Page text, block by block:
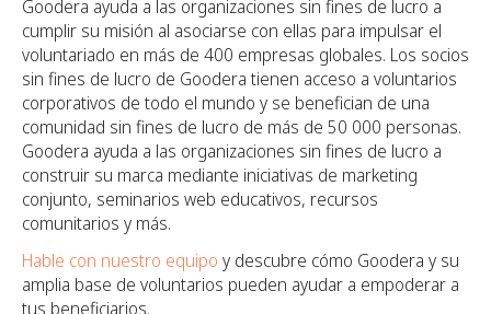
Goodera ayuda a las organizaciones sin fines de lucro a
cumplir su misión al asociarse con ellas para impulsar el
voluntariado en más de 400 empresas globales. Los socios
sin fines de lucro de Goodera tienen acceso a voluntarios
corporativos de todo el mundo y se benefician de una
comunidad sin fines de lucro de más de 50 000 personas.
Goodera ayuda a las organizaciones sin fines de lucro a
construir su marca mediante iniciativas de marketing
conjunto, seminarios web educativos, recursos
comunitarios y más.
Hable con nuestro equipo y descubre cómo Goodera y su
amplia base de voluntarios pueden ayudar a empoderar a
tus beneficiarios.